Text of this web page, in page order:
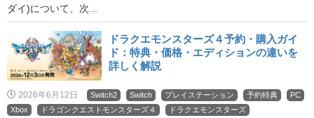
ダイ)について、次...
ドラクエモンスターズ４予約・購入ガイ
ド：特典・価格・エディションの違いを
詳しく解説
2026年6月12日 Switch2 Switch プレイステーション 予約特典
PC
Xbox
ドラゴンクエストモンスターズ４ ドラクエモンスターズ